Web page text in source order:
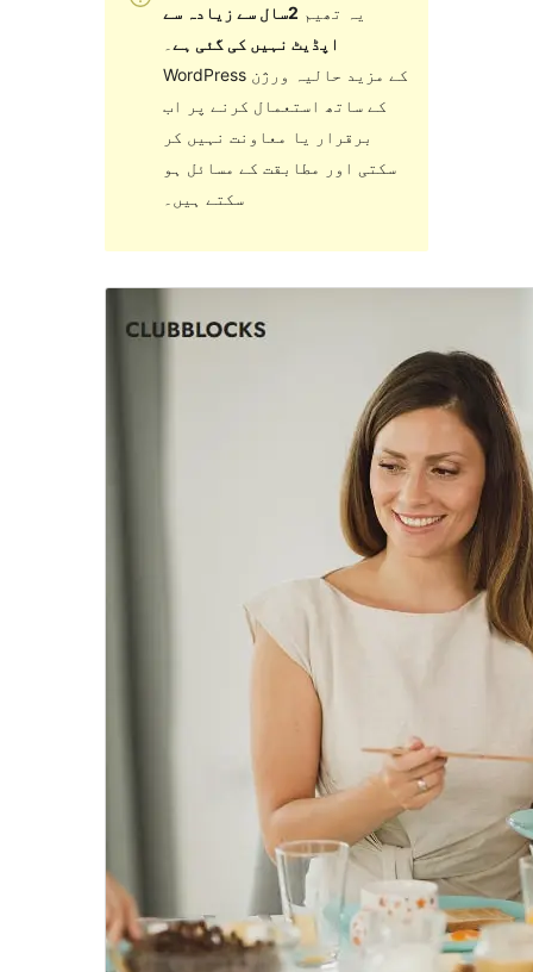
یہ تھیم
2سال سے زیادہ سے
اپڈیٹ نہیں کی گئی ہے
WordPress کے مزید حالیہ ورژن
کے ساتھ استعمال کرنے پر اب
برقرار یا معاونت نہیں کر
سکتی اور مطابقت کے مسائل ہو
سکتے ہیں۔